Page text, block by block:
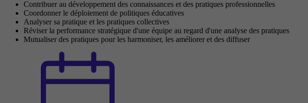
Contribuer au développement des connaissances et des pratiques professionnelles
Coordonner le déploiement de politiques éducatives
Analyser sa pratique et les pratiques collectives
Réviser la performance stratégique d'une équipe au regard d'une analyse des pratiques
Mutualiser des pratiques pour les harmoniser, les améliorer et des diffuser